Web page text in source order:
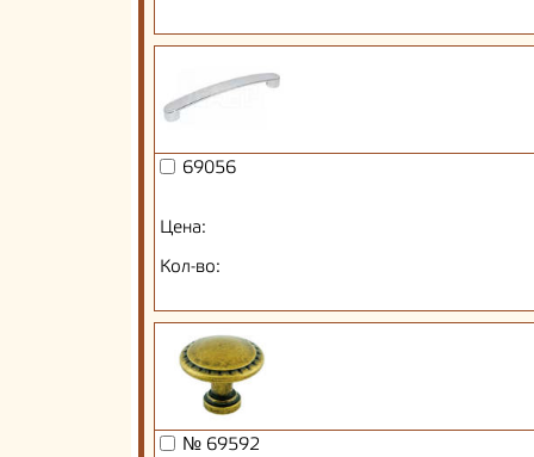
69056
Цена:
Кол-во:
№ 69592